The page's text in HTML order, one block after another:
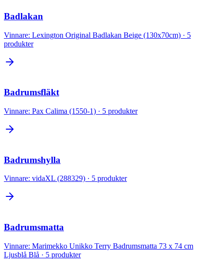
Badlakan
Vinnare: Lexington Original Badlakan Beige (130x70cm) · 5
produkter
Badrumsfläkt
Vinnare: Pax Calima (1550-1) · 5 produkter
Badrumshylla
Vinnare: vidaXL (288329) · 5 produkter
Badrumsmatta
Vinnare: Marimekko Unikko Terry Badrumsmatta 73 x 74 cm
Ljusblå Blå · 5 produkter